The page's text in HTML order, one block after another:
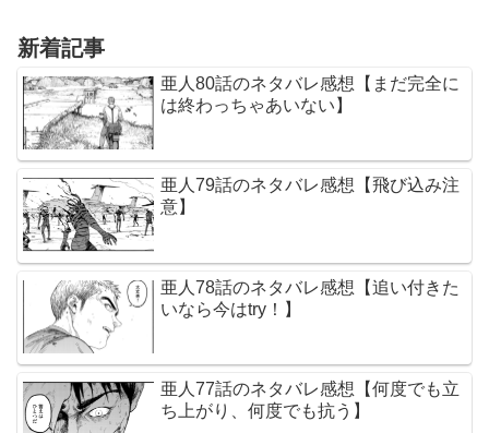
新着記事
亜人80話のネタバレ感想【まだ完全に
は終わっちゃあいない】
亜人79話のネタバレ感想【飛び込み注
意】
亜人78話のネタバレ感想【追い付きた
いなら今はtry！】
亜人77話のネタバレ感想【何度でも立
ち上がり、何度でも抗う】